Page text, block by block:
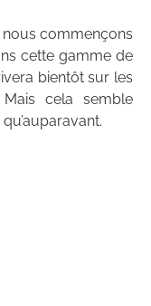
commençons
cette gamme de
bientôt sur les
cela semble